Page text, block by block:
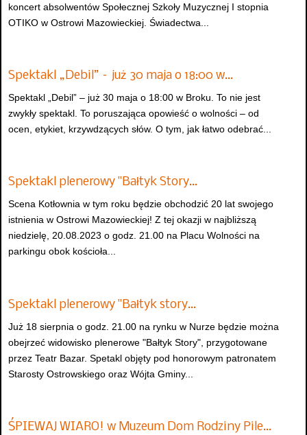
koncert absolwentów Społecznej Szkoły Muzycznej I stopnia
OTIKO w Ostrowi Mazowieckiej. Świadectwa...
Spektakl „Debil” – już 30 maja o 18:00 w…
Spektakl „Debil” – już 30 maja o 18:00 w Broku. To nie jest
zwykły spektakl. To poruszająca opowieść o wolności – od
ocen, etykiet, krzywdzących słów. O tym, jak łatwo odebrać...
Spektakl plenerowy "Bałtyk Story…
Scena Kotłownia w tym roku będzie obchodzić 20 lat swojego
istnienia w Ostrowi Mazowieckiej! Z tej okazji w najbliższą
niedzielę, 20.08.2023 o godz. 21.00 na Placu Wolności na
parkingu obok kościoła...
Spektakl plenerowy "Bałtyk story…
Już 18 sierpnia o godz. 21.00 na rynku w Nurze będzie można
obejrzeć widowisko plenerowe "Bałtyk Story", przygotowane
przez Teatr Bazar. Spetakl objęty pod honorowym patronatem
Starosty Ostrowskiego oraz Wójta Gminy...
ŚPIEWAJ WIARO! w Muzeum Dom Rodziny Pile…